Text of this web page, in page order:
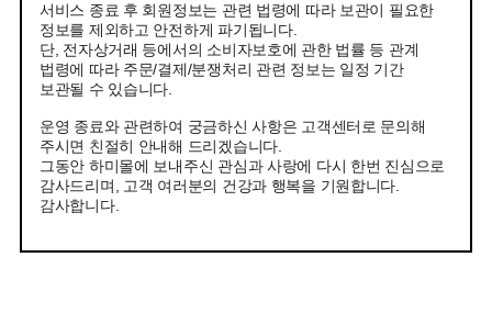
서비스 종료 후 회원정보는 관련 법령에 따라 보관이 필요한
정보를 제외하고 안전하게 파기됩니다.
단, 전자상거래 등에서의 소비자보호에 관한 법률 등 관계
법령에 따라 주문/결제/분쟁처리 관련 정보는 일정 기간
보관될 수 있습니다.
운영 종료와 관련하여 궁금하신 사항은 고객센터로 문의해
주시면 친절히 안내해 드리겠습니다.
그동안 하미몰에 보내주신 관심과 사랑에 다시 한번 진심으로
감사드리며, 고객 여러분의 건강과 행복을 기원합니다.
감사합니다.